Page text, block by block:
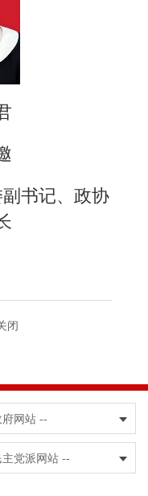
书记、政协
闭
府网站 --
主党派网站 --